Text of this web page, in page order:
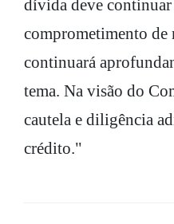
dívida deve
comprometimento de
continuará
tema. Na visão do
cautela e diligência
crédito."